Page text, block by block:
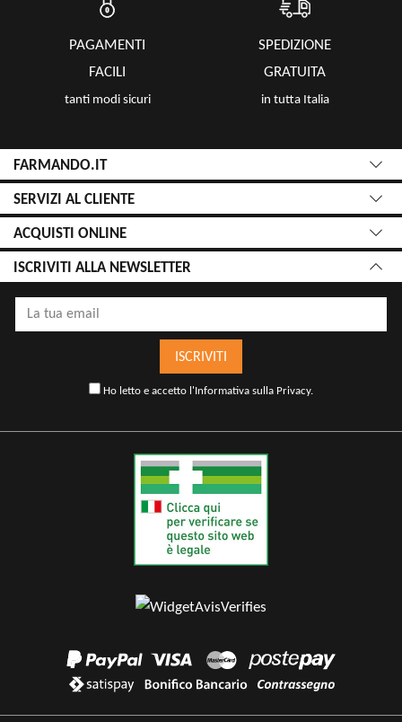
PAGAMENTI
FACILI
tanti modi sicuri
SPEDIZIONE
GRATUITA
in tutta Italia
FARMANDO.IT
SERVIZI AL CLIENTE
ACQUISTI ONLINE
ISCRIVITI ALLA NEWSLETTER
ISCRIVITI
Ho letto e accetto l'Informativa sulla Privacy.